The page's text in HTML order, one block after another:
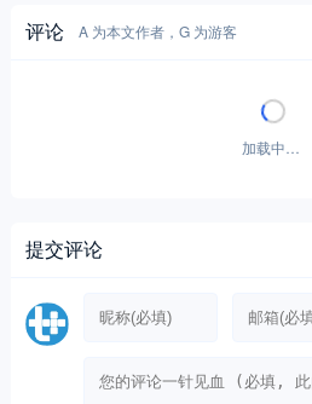
评论 A 为本文作者，G 为游客
加载中…
提交评论